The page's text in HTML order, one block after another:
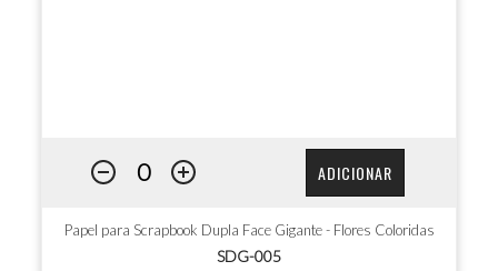
ADICIONAR
Papel para Scrapbook Dupla Face Gigante - Flores Coloridas
SDG-005